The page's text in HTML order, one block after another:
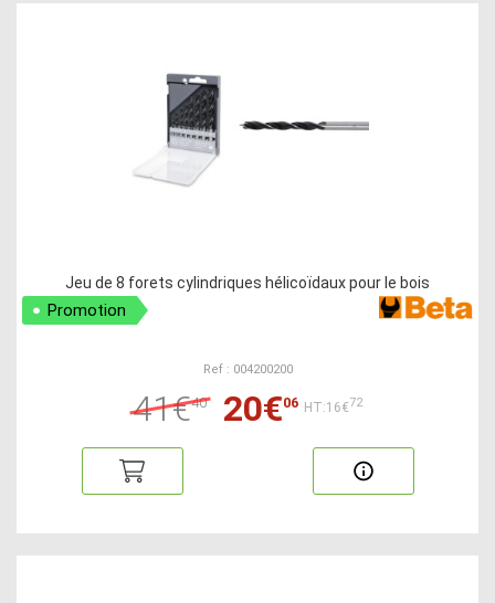
Jeu de 8 forets cylindriques hélicoïdaux pour le bois
Promotion
Ref : 004200200
41€40 20€06 HT:16€72